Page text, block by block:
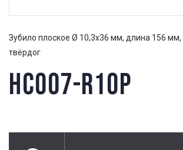
Зубило плоское Ø 10,3x36 мм, длина 156
твёрдог
HC007-R10P